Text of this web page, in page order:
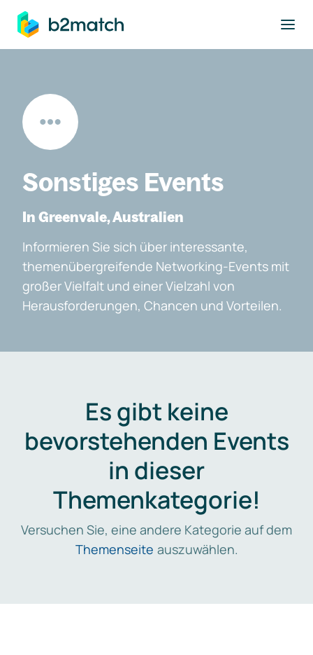
springen
Sonstiges Events
In Greenvale, Australien
Informieren Sie sich über interessante,
themenübergreifende Networking-Events mit
großer Vielfalt und einer Vielzahl von
Herausforderungen, Chancen und Vorteilen.
Es gibt keine
bevorstehenden Events
in dieser
Themenkategorie!
Versuchen Sie, eine andere Kategorie auf dem
Themenseite auszuwählen.